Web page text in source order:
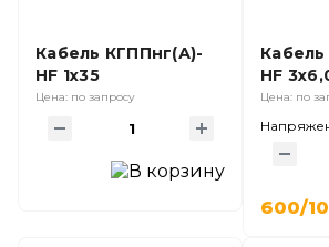
Кабель КГППнг(А)-
HF 1х35
Цена: по запросу
600/
HF
Цена: по